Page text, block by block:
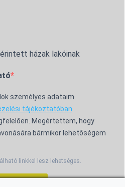
házak lakóinak
személyes adataim
tájékoztatóban
Megértettem, hogy
bármikor lehetőségem
linkkel lesz lehetséges.